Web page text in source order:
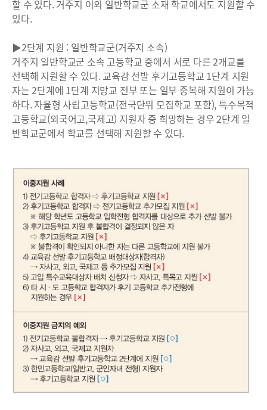
할 수 있다. 거주지 이외 일반학교군 소재 학교에서도 지원할 수
있다.
▶2단계 지원 : 일반학교군(거주지 소속)
거주지 일반학교군 소속 고등학교 중에서 서로 다른 2개교를
선택해 지원할 수 있다. 교육감 선발 후기고등학교 1단계 지원
자는 2단계에 1단계 지망교 전부 또는 일부 중복해 지원이 가능
하다. 자율형 사립고등학교(전국단위 모집학교 포함), 특수목적
고등학교(외국어고,국제고) 지원자 중 희망하는 경우 2단계 일
반학교군에서 학교를 선택해 지원할 수 있다.